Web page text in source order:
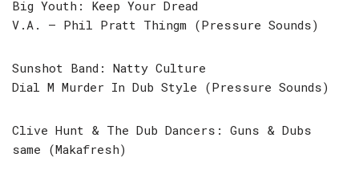
Big Youth: Keep Your Dread
V.A. – Phil Pratt Thingm (Pressure Sounds)
Sunshot Band: Natty Culture
Dial M Murder In Dub Style (Pressure Sounds)
Clive Hunt & The Dub Dancers: Guns & Dubs
same (Makafresh)